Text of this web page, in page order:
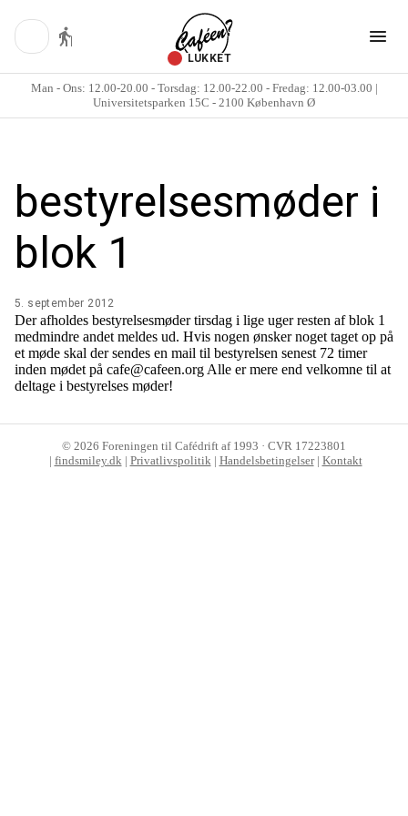
LUKKET
Man - Ons: 12.00-20.00 - Torsdag: 12.00-22.00 - Fredag: 12.00-03.00 |
Universitetsparken 15C - 2100 København Ø
bestyrelsesmøder i
blok 1
5. september 2012
Der afholdes bestyrelsesmøder tirsdag i lige uger resten af blok 1
medmindre andet meldes ud. Hvis nogen ønsker noget taget op på
et møde skal der sendes en mail til bestyrelsen senest 72 timer
inden mødet på cafe@cafeen.org Alle er mere end velkomne til at
deltage i bestyrelses møder!
© 2026 Foreningen til Cafédrift af 1993 · CVR 17223801
| findsmiley.dk | Privatlivspolitik | Handelsbetingelser| Kontakt